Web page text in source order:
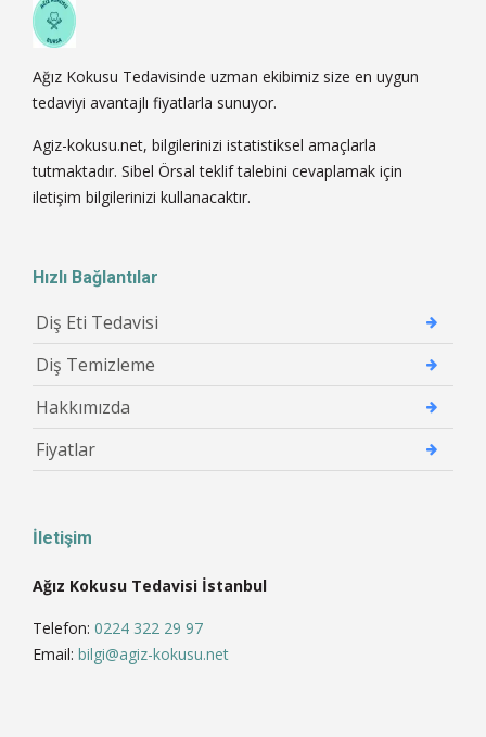
Ağız Kokusu Tedavisinde uzman ekibimiz size en uygun
tedaviyi avantajlı fiyatlarla sunuyor.
Agiz-kokusu.net, bilgilerinizi istatistiksel amaçlarla
tutmaktadır. Sibel Örsal teklif talebini cevaplamak için
iletişim bilgilerinizi kullanacaktır.
Hızlı Bağlantılar
Diş Eti Tedavisi
Diş Temizleme
Hakkımızda
Fiyatlar
İletişim
Ağız Kokusu Tedavisi İstanbul
Telefon: 0224 322 29 97
Email: bilgi@agiz-kokusu.net